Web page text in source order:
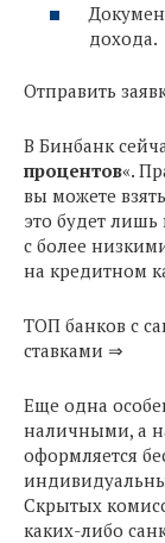
дохода.
Отправить
В Бинбанк
процентов«.
вы можете
это будет
с более
на кредитном
ТОП банков с
ставками ⇒
Еще одна
наличными, а
оформляется
Скрытых
каких-либо